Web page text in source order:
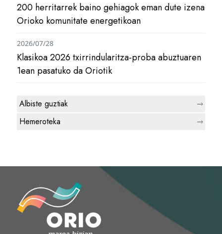
200 herritarrek baino gehiagok eman dute izena
Orioko komunitate energetikoan
Klasikoa 2026 txirrindularitza-proba abuztuaren
1ean pasatuko da Oriotik
2026/07/28
Albiste guztiak
Hemeroteka